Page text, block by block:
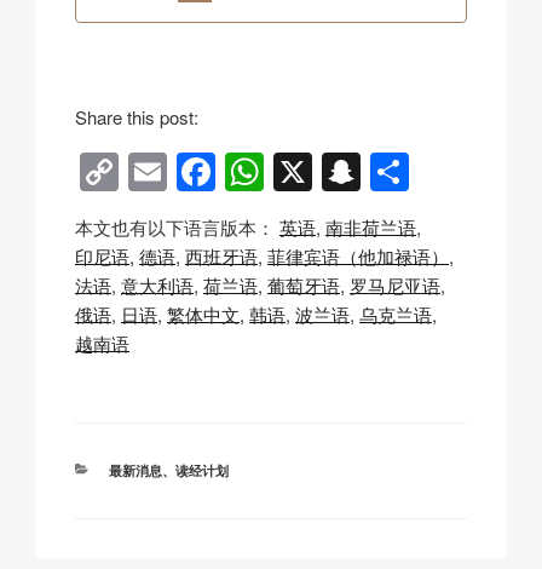
Share this post:
C
o
p
y
Li
n
E
m
ail
F
a
c
e
b
W
h
at
s
A
X S
n
a
p
c
享
本文也有以下语言版本： 英语 南非荷兰语
印尼语 德语 西班牙语 菲律宾语（他加禄语）
法语 意大利语 荷兰语 葡萄牙语 罗马尼亚语
俄语 日语 繁体中文 韩语 波兰语 乌克兰语
越南语
分
最新消息、 读经计划